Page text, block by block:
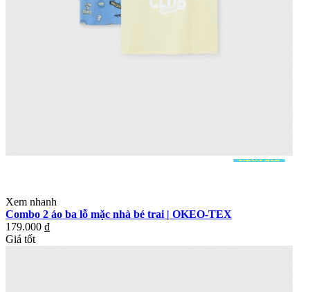
Xem nhanh
Combo 2 áo ba lỗ mặc nhà bé trai | OKEO-TEX
179.000 ₫
Giá tốt